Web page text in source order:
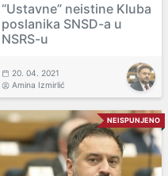
“Ustavne” neistine Kluba
poslanika SNSD-a u
NSRS-u
20. 04. 2021
Amina Izmirlić
NEISPUNJENO